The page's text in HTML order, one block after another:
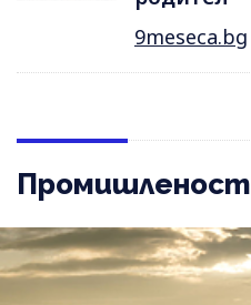
9meseca.bg
Промишленост